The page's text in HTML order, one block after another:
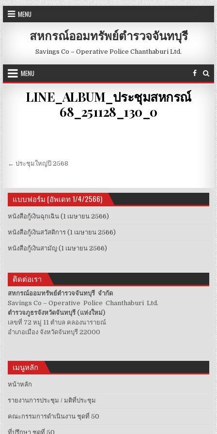
Skip to content
MENU
สหกรณ์ออมทรัพย์ตำรวจจันทบุรี
Savings Co – Operative Police Chanthaburi Ltd.
MENU
LINE_ALBUM_ประชุมสหกรณ์
68_251128_130_0
Post navigation
← ประชุมใหญ่ปี 2568
แบบฟอร์ม (อัพเดท 1/4/2566)
หนังสือกู้เงินฉุกเฉิน (1 เมษายน 2566)
หนังสือกู้เงินสวัสดิการ (1 เมษายน 2566)
หนังสือกู้เงินสามัญ (1 เมษายน 2566)
ติดต่อเรา
สหกรณ์ออมทรัพย์ตำรวจจันทบุรี จำกัด
Savings Co – Operative Police Chanthaburi Ltd.
ตำรวจภูธรจังหวัดจันทบุรี (แห่งใหม่)
เลขที่ 72 หมู่ 11 ตำบล คลองนารายณ์
อำเภอเมือง จังหวัดจันทบุรี 22000
เมนูหลัก
หน้าหลัก
รายงานการประชุม / มติที่ประชุม
คณะกรรมการดำเนินงาน ชุดที่ 50
ที่ปรึกษา ชุดที่ 50